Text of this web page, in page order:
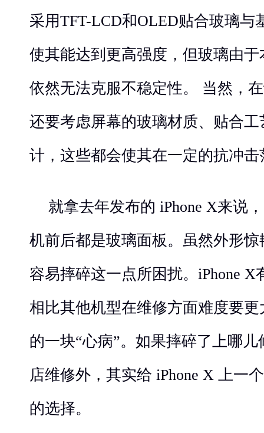
采用TFT-LCD和OLED贴合玻璃与
使其能达到更高强度，但玻璃由
依然无法克服不稳定性。 当然，
还要考虑屏幕的玻璃材质、贴合
计，这些都会使其在一定的抗冲
就拿去年发布的 iPhone X来说
机前后都是玻璃面板。虽然外形
容易摔碎这一点所困扰。iPhone X
相比其他机型在维修方面难度要
的一块“心病”。如果摔碎了上哪
店维修外，其实给 iPhone X 上一
的选择。